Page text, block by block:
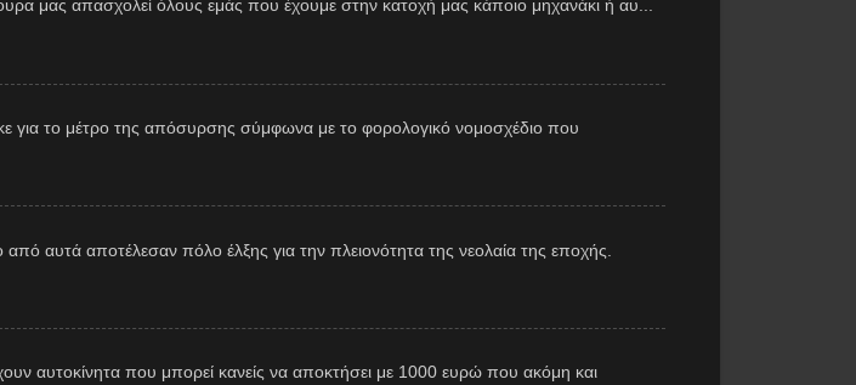
μας απασχολεί όλους εμάς που έχουμε στην κατοχή μας κάποιο μηχανάκι ή αυ...
για το μέτρο της απόσυρσης σύμφωνα με το φορολογικό νομοσχέδιο που
αυτά αποτέλεσαν πόλο έλξης για την πλειονότητα της νεολαία της εποχής.
αυτοκίνητα που μπορεί κανείς να αποκτήσει με 1000 ευρώ που ακόμη και